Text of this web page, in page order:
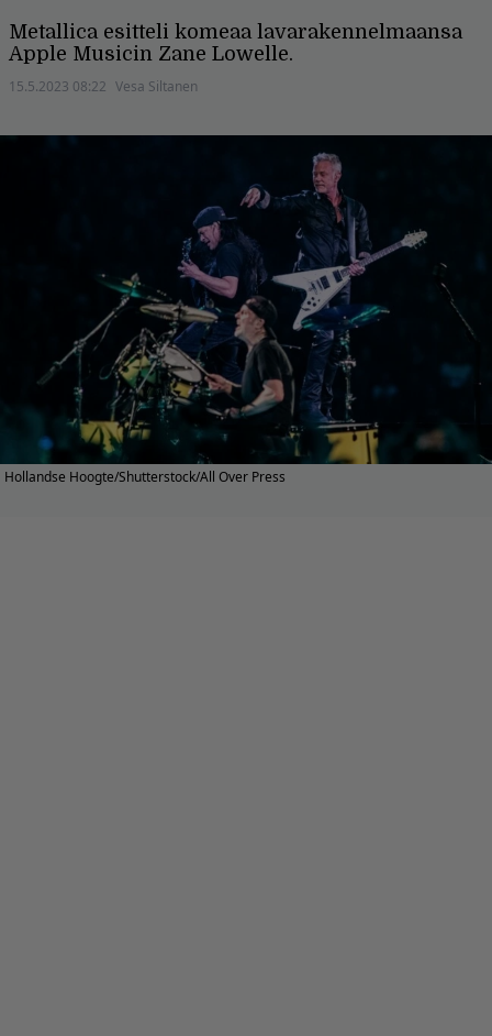
Metallica esitteli komeaa lavarakennelmaansa
Apple Musicin Zane Lowelle.
15.5.2023 08:22 Vesa Siltanen
Hollandse Hoogte/Shutterstock/All Over Press